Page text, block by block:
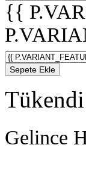
{{
Sepete Ekle
Tükendi
Gelince